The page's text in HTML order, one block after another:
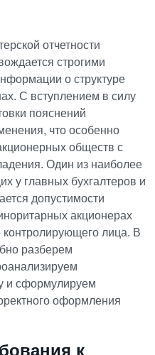
отчетности
строгими
о структуре
С вступлением в силу
пояснений
что особенно
обществ с
Один из наиболее
у главных бухгалтеров и
допустимости
акционерах
лица. В
разберем
и сформулируем
оформления
к